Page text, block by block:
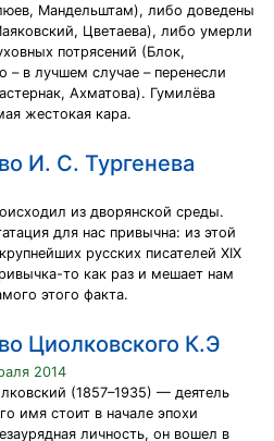
Мандельштам), либо доведены
Цветаева), либо умерли
потрясений (Блок,
– в лучшем случае – перенесли
Ахматова). Гумилёва
жестокая кара.
И. С. Тургенева
из дворянской среды.
для нас привычна: из этой
русских писателей XIX
то как раз и мешает нам
этого факта.
Циолковского К.Э
2014
(1857–1935) — деятель
имя стоит в начале эпохи
личность, он вошел в